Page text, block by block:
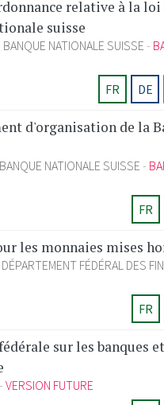
relative à la loi
suisse
BANQUE NATIONALE SUISSE
FR
DE
d'organisation de la
BANQUE NATIONALE SUISSE
FR
les monnaies mises
DÉPARTEMENT FÉDÉRAL DES
FR
sur les banques
VERSION FUTURE